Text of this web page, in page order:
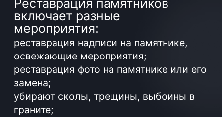
Реставрация
памятников в Витебске
Отремонтировать могильный монумент,
выровнять памятник или вернуть ему
первоначальный вид могут
специалисты нашей компании.
включает обновление фотографий и
надписей на памятниках, удаление
повреждений камня, восстановление
его поверхности, выравнивание
надгробия и его элементов.